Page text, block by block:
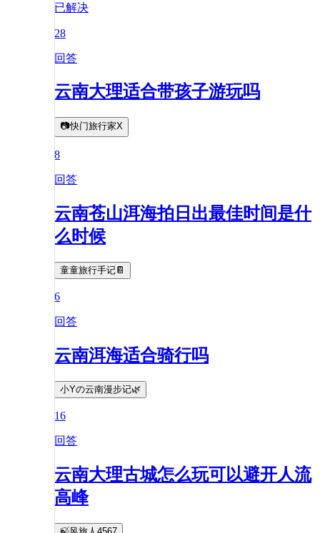
已解决
28
回答
云南大理适合带孩子游玩吗
📷快门旅行家X
8
回答
云南苍山洱海拍日出最佳时间是什
么时候
童童旅行手记📔
6
回答
云南洱海适合骑行吗
小Yの云南漫步记🌿
16
回答
云南大理古城怎么玩可以避开人流
高峰